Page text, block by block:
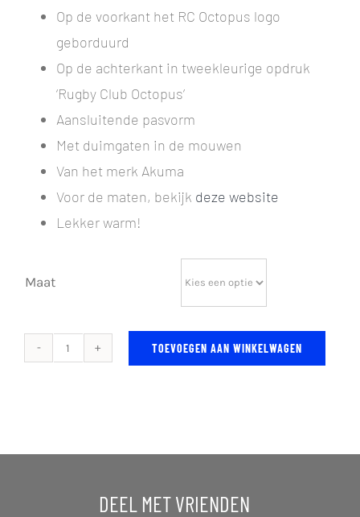
Op de voorkant het RC Octopus logo
geborduurd
Op de achterkant in tweekleurige opdruk
‘Rugby Club Octopus’
Aansluitende pasvorm
Met duimgaten in de mouwen
Van het merk Akuma
Voor de maten, bekijk deze website
Lekker warm!
Maat
Hoodie
TOEVOEGEN AAN WINKELWAGEN
DEEL MET VRIENDEN